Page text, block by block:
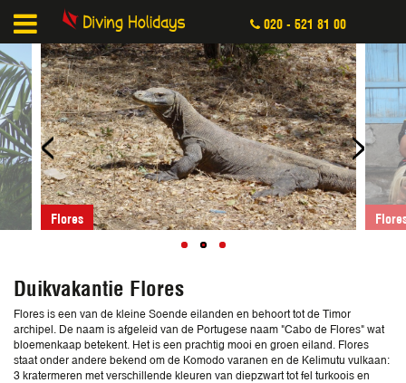
020 - 521 81 00
Flores
< >
Duikvakantie Flores
Flores is een van de kleine Soende eilanden en behoort tot de Timor
archipel. De naam is afgeleid van de Portugese naam "Cabo de Flores" wat
bloemenkaap betekent. Het is een prachtig mooi en groen eiland. Flores
staat onder andere bekend om de Komodo varanen en de Kelimutu vulkaan:
3 kratermeren met verschillende kleuren van diepzwart tot fel turkoois en